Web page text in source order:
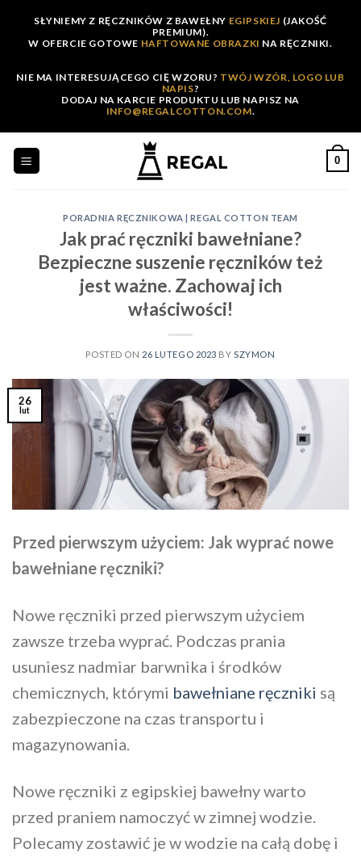
content
SŁYNIEMY Z RĘCZNIKÓW Z BAWEŁNY EGIPSKIEJ (JAKOŚĆ
PREMIUM).
W OFERCIE GOTOWE HAFTOWANE OBRAZKI NA RĘCZNIKI.
NIE MA INTERESUJĄCEGO CIĘ WZORU? TWÓJ WZÓR, LOGO LUB
NAPIS?
DODAJ NA KARCIE PRODUKTU LUB NAPISZ NA
INFO@REGALCOTTON.COM.
0
PORADNIA RĘCZNIKOWA | REGAL COTTON TEAM
Jak prać ręczniki bawełniane?
Bezpieczne suszenie ręczników też
jest ważne. Zachowaj ich
właściwości!
POSTED ON 26 LUTEGO 2023 BY SZYMON
26
lut
Przed pierwszym użyciem: Jak wyprać nowe
bawełniane ręczniki?
Nowe ręczniki przed pierwszym użyciem
zawsze trzeba wyprać. Podczas prania
usuniesz nadmiar barwnika i środków
chemicznych, którymi bawełniane ręczniki są
zabezpieczone na czas transportu i
magazynowania.
Nowe ręczniki z egipskiej bawełny warto
przed praniem namoczyć w zimnej wodzie.
Polecamy zostawić je w wodzie na całą dobę i